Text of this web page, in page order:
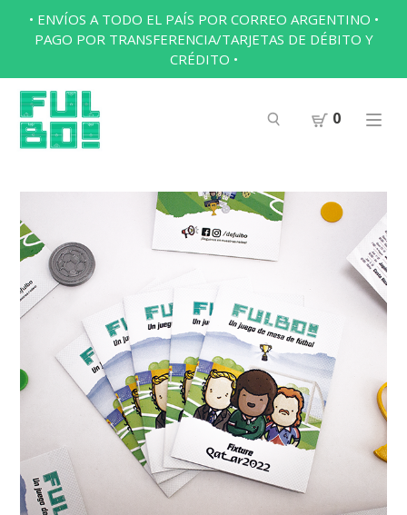
• ENVÍOS A TODO EL PAÍS POR CORREO ARGENTINO •
PAGO POR TRANSFERENCIA/TARJETAS DE DÉBITO Y
CRÉDITO •
0